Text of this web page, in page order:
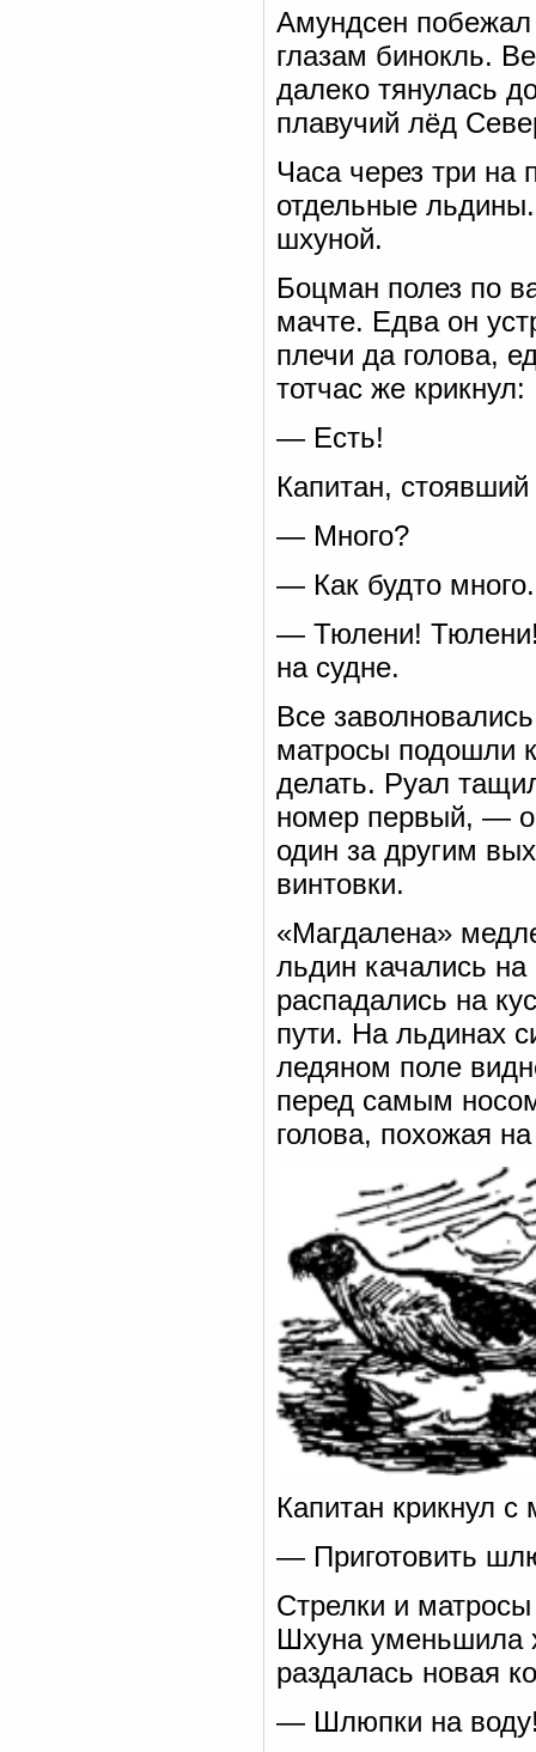
Амундсен побежал
глазам бинокль.
далеко тянулась
плавучий лёд
Часа через три на
отдельные
шхуной.
Боцман полез по
мачте. Едва он
плечи да голова,
тотчас же крикнул:
— Есть!
Капитан,
— Много?
— Как будто
— Тюлени! Тюлени!
на судне.
Все
матросы подошли
делать. Руал
номер первый, —
один за другим
винтовки.
«Магдалена»
льдин качались
распадались на
пути. На льдинах
ледяном поле
перед самым
голова, похожая
Капитан крикнул с
— Приготовить
Стрелки и
Шхуна уменьшила
раздалась новая
— Шлюпки на